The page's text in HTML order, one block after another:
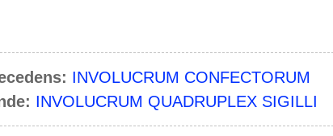
INVOLUCRUM CONFECTORUM
INVOLUCRUM QUADRUPLEX SIGILLI